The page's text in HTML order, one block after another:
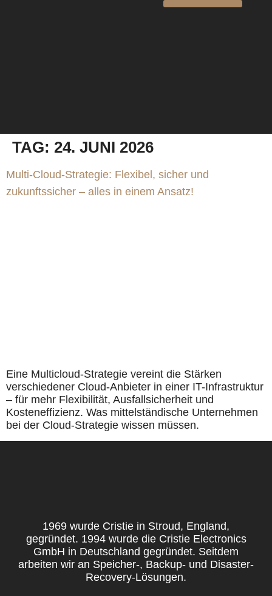
TAG: 24. JUNI 2026
Multi-Cloud-Strategie: Flexibel, sicher und
zukunftssicher – alles in einem Ansatz!
Eine Multicloud-Strategie vereint die Stärken
verschiedener Cloud-Anbieter in einer IT-Infrastruktur
– für mehr Flexibilität, Ausfallsicherheit und
Kosteneffizienz. Was mittelständische Unternehmen
bei der Cloud-Strategie wissen müssen.
1969 wurde Cristie in Stroud, England,
gegründet. 1994 wurde die Cristie Electronics
GmbH in Deutschland gegründet. Seitdem
arbeiten wir an Speicher-, Backup- und Disaster-
Recovery-Lösungen.